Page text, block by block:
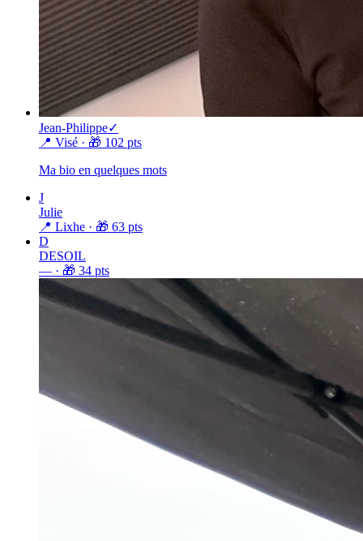
Jean-Philippe✓
📍 Visé · 🎁 102 pts
Ma bio en quelques mots
J
Julie
📍 Lixhe · 🎁 63 pts
D
DESOIL
— · 🎁 34 pts